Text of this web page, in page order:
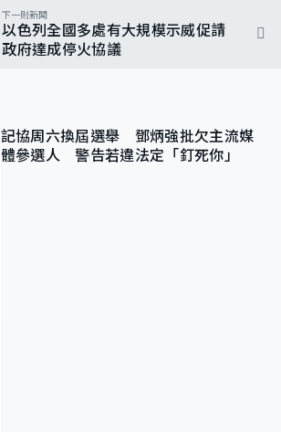
下一則新聞
以色列全國多處有大規模示威促請
政府達成停火協議
記協周六換屆選舉 鄧炳強批欠主流媒
體參選人 警告若違法定「釘死你」